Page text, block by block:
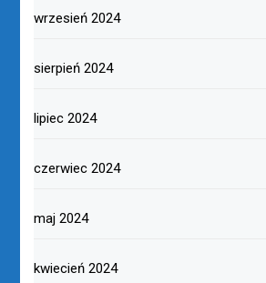
wrzesień 2024
sierpień 2024
lipiec 2024
czerwiec 2024
maj 2024
kwiecień 2024